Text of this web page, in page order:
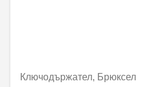
Ключодържател, Брюксел